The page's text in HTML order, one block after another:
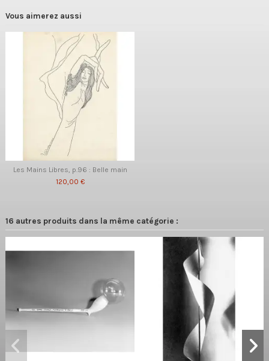
Vous aimerez aussi
Les Mains Libres, p.96 : Belle main
120,00 €
16 autres produits dans la même catégorie :